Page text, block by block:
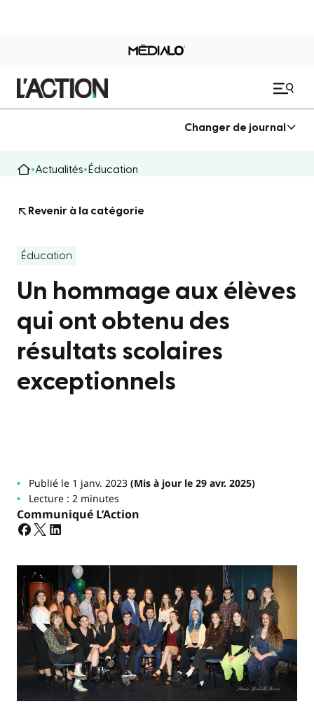
Changer de journal
Actualités Éducation
Revenir à la catégorie
Éducation
Un hommage aux élèves
qui ont obtenu des
résultats scolaires
exceptionnels
Publié le 1 janv. 2023(Mis à jour le 29 avr. 2025)
Lecture : 2 minutes
Communiqué L’Action